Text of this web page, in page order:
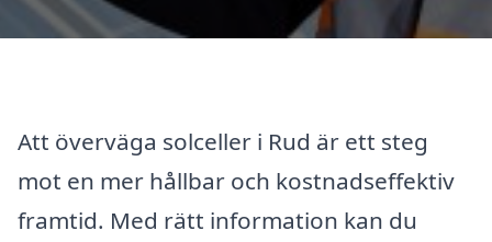
Att överväga solceller i Rud är ett steg
mot en mer hållbar och kostnadseffektiv
framtid. Med rätt information kan du